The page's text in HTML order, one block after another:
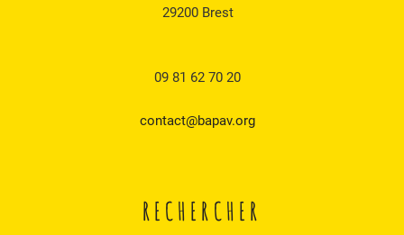
29200 Brest
09 81 62 70 20
contact@bapav.org
RECHERCHER